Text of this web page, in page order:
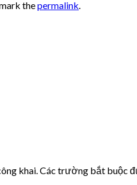
thepermalink.
khai. Các trường bắt buộc